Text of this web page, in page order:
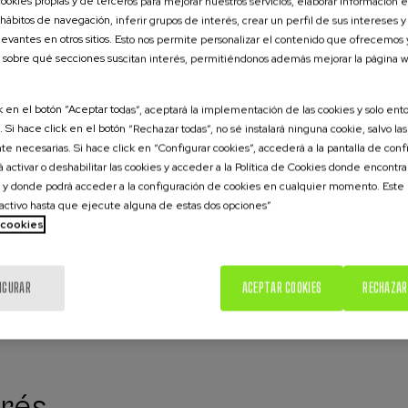
común en los desarrollos de nuevos reglamentos,
nuevos productos financieros, más conocimiento
entre las escalas del territorio, la ciudad, el edificio y
maneras de ayudar a todos los agentes, cada uno a
de diseño, de medición, de certificación, proyectos
facilitando la co-creación y el desarrollo de
respuesta a los retos globales creando una sociedad
nuestro nivel de desarrollo humano (salud,
pero con capacidad regenerativa a nivel ambiental.
hábitos de navegación, inferir grupos de interés, crear un perfil de sus intereses
en otros sitios. Esto nos permite personalizar el contenido que
qué secciones suscitan interés, permitiéndonos además mejorar la página
en el botón “Aceptar todas”, aceptará la implementación de las cookies y solo
Si hace click en el botón “Rechazar todas”, no sé instalará ninguna cookie, salvo las
necesarias. Si hace click en “Configurar cookies”, accederá a la pantalla de
activar o deshabilitar las cookies y acceder a la Política de Cookies donde
donde podrá acceder a la configuración de cookies en cualquier momento. Este
hasta que ejecute alguna de estas dos opciones”
ACEPTAR COOKIES